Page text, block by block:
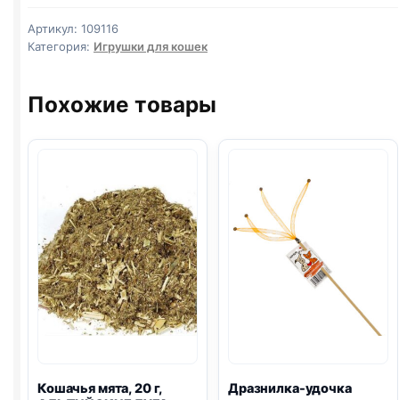
высота
38
палочка
Артикул: 109116
Категория: Игрушки для кошек
Похожие товары
Кошачья мята, 20 г,
Дразнилка-удочка